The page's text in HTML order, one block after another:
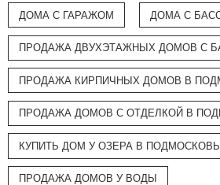
ДОМА С ГАРАЖОМ ДОМА С
ПРОДАЖА ДВУХЭТАЖНЫХ ДОМОВ С
ПРОДАЖА КИРПИЧНЫХ ДОМОВ В
ПРОДАЖА ДОМОВ С ОТДЕЛКОЙ В
КУПИТЬ ДОМ У ОЗЕРА В
ПРОДАЖА ДОМОВ У ВОДЫ